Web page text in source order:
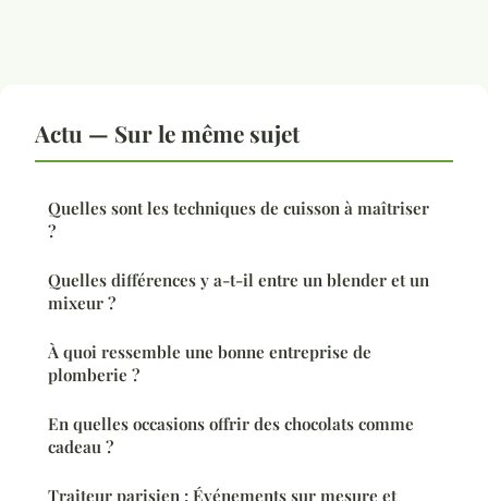
Actu — Sur le même sujet
Quelles sont les techniques de cuisson à maîtriser
?
Quelles différences y a-t-il entre un blender et un
mixeur ?
À quoi ressemble une bonne entreprise de
plomberie ?
En quelles occasions offrir des chocolats comme
cadeau ?
Traiteur parisien : Événements sur mesure et